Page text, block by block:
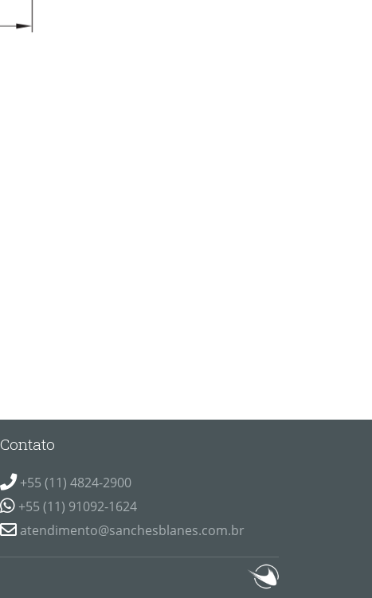
Contato
+55 (11) 4824-2900
+55 (11) 91092-1624
atendimento@sanchesblanes.com.br